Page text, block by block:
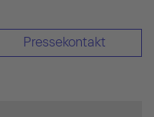
Pressekontakt